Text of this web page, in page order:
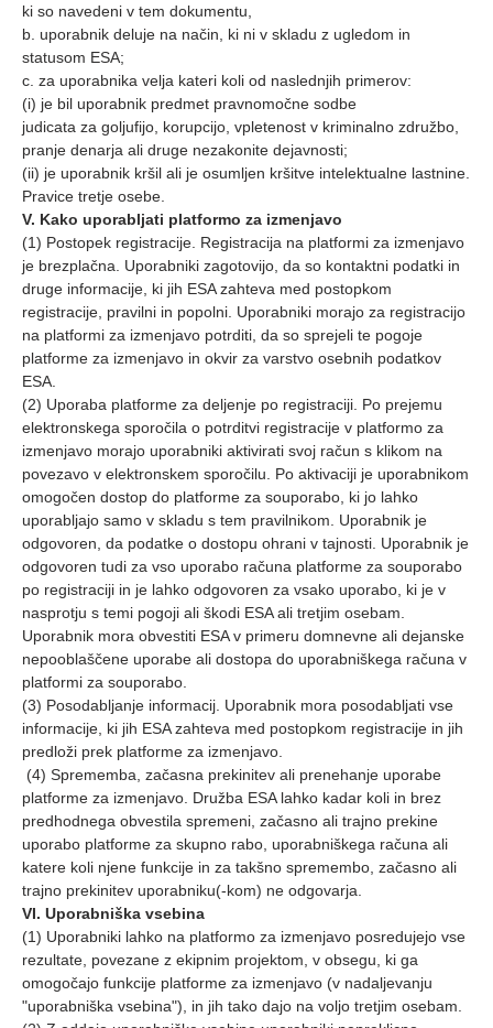
ki so navedeni v tem dokumentu,
b. uporabnik deluje na način, ki ni v skladu z ugledom in
statusom ESA;
c. za uporabnika velja kateri koli od naslednjih primerov:
(i) je bil uporabnik predmet pravnomočne sodbe
judicata za goljufijo, korupcijo, vpletenost v kriminalno združbo,
pranje denarja ali druge nezakonite dejavnosti;
(ii) je uporabnik kršil ali je osumljen kršitve intelektualne lastnine.
Pravice tretje osebe.
V. Kako uporabljati platformo za izmenjavo
(1) Postopek registracije. Registracija na platformi za izmenjavo
je brezplačna. Uporabniki zagotovijo, da so kontaktni podatki in
druge informacije, ki jih ESA zahteva med postopkom
registracije, pravilni in popolni. Uporabniki morajo za registracijo
na platformi za izmenjavo potrditi, da so sprejeli te pogoje
platforme za izmenjavo in okvir za varstvo osebnih podatkov
ESA.
(2) Uporaba platforme za deljenje po registraciji. Po prejemu
elektronskega sporočila o potrditvi registracije v platformo za
izmenjavo morajo uporabniki aktivirati svoj račun s klikom na
povezavo v elektronskem sporočilu. Po aktivaciji je uporabnikom
omogočen dostop do platforme za souporabo, ki jo lahko
uporabljajo samo v skladu s tem pravilnikom. Uporabnik je
odgovoren, da podatke o dostopu ohrani v tajnosti. Uporabnik je
odgovoren tudi za vso uporabo računa platforme za souporabo
po registraciji in je lahko odgovoren za vsako uporabo, ki je v
nasprotju s temi pogoji ali škodi ESA ali tretjim osebam.
Uporabnik mora obvestiti ESA v primeru domnevne ali dejanske
nepooblaščene uporabe ali dostopa do uporabniškega računa v
platformi za souporabo.
(3) Posodabljanje informacij. Uporabnik mora posodabljati vse
informacije, ki jih ESA zahteva med postopkom registracije in jih
predloži prek platforme za izmenjavo.
(4) Sprememba, začasna prekinitev ali prenehanje uporabe
platforme za izmenjavo. Družba ESA lahko kadar koli in brez
predhodnega obvestila spremeni, začasno ali trajno prekine
uporabo platforme za skupno rabo, uporabniškega računa ali
katere koli njene funkcije in za takšno spremembo, začasno ali
trajno prekinitev uporabniku(-kom) ne odgovarja.
VI. Uporabniška vsebina
(1) Uporabniki lahko na platformo za izmenjavo posredujejo vse
rezultate, povezane z ekipnim projektom, v obsegu, ki ga
omogočajo funkcije platforme za izmenjavo (v nadaljevanju
"uporabniška vsebina"), in jih tako dajo na voljo tretjim osebam.